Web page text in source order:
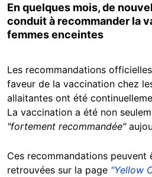
En quelques mois, de
conduit à recommander la
femmes enceintes
Les recommandations
faveur de la vaccination chez
allaitantes ont été
La vaccination a été non
"fortement recommandée"
Ces recommandations peuvent
retrouvées sur la page "Yellow